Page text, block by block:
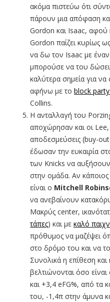
ακόμα πιστεύω ότι
πάρουν μια απόφαση
Gordon και Isaac, αφού
Gordon παίζει κυρίως
να δω τον Isaac με
μπορούσε να του
καλύτερα σημεία για
αφήνω με το block
Collins.
Η ανταλλαγή του
αποχώρησαν και οι Lee,
αποδεσμεύσεις (buy-
έδωσαν την ευκαιρία
των Knicks να
στην ομάδα. Αν
είναι ο Mitchell
να ανεβαίνουν
Μακρύς center,
τάπες) και με καλό
πρόθυμος να μαζέψει
στο δρόμο του και να
Συνολικά η επίθεση
βελτιώνονται όσο
και +3,4 eFG%, από τα
του, -1,4π στην άμυνα